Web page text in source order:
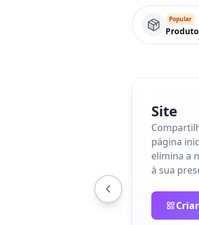
Popular
Produto
Site
página
elimina a
à sua